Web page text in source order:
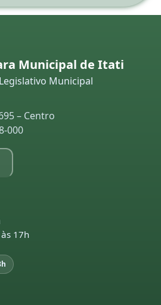
Municipal de Itati
Municipal
– Centro
000
17h